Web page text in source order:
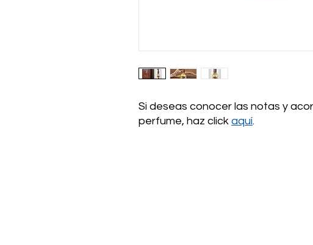
Si deseas conocer las notas y
perfume, haz click aquí.